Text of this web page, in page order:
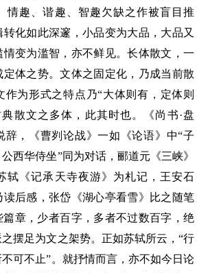
情趣、谐趣、智趣欠缺之作被盲目推
化如此深邃，小品变为大品，大品又
变为滥智，亦不鲜见。长体散文，一
体之势。文体之固定化，乃成当前散
作为形式之特点乃“大体则有，定体则
散文之多体，此其时也。《尚书·盘
辞，《曹刿论战》一如《论语》中“子
西华侍坐”同为对话，郦道元《三峡》
轼《记承天寺夜游》为札记，王安石
读后感，张岱《湖心亭看雪》比之随笔
章，少者百字，多者不过数百字，绝
摆足为文之架势。正如苏轼所云，“行
可不止”。就抒情而言，亦不如今日论